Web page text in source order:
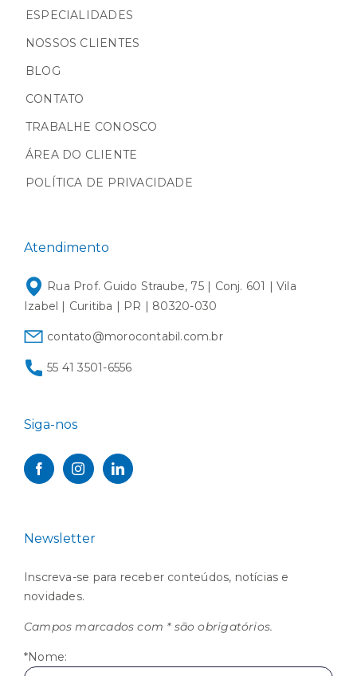
ESPECIALIDADES
NOSSOS CLIENTES
BLOG
CONTATO
TRABALHE CONOSCO
ÁREA DO CLIENTE
POLÍTICA DE PRIVACIDADE
Atendimento
Rua Prof. Guido Straube, 75 | Conj. 601 | Vila
Izabel | Curitiba | PR | 80320-030
contato@morocontabil.com.br
55 41 3501-6556
Siga-nos
Newsletter
Inscreva-se para receber conteúdos, notícias e
novidades.
Campos marcados com * são obrigatórios.
*Nome: